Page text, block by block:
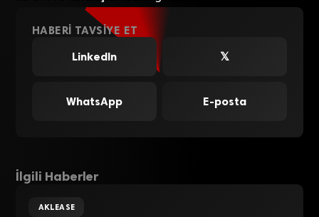
HABERI TAVSIYE ET
LinkedIn
𝕏
WhatsApp E-posta
İlgili Haberler
AKLEASE